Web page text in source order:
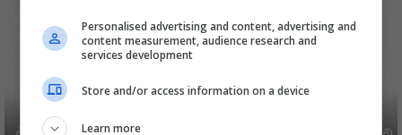
Personalised advertising and content, advertising and
content measurement, audience research and
services development
Store and/or access information on a device
Learn more